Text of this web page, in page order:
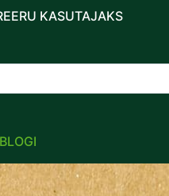
KASUTAJAKS
BLOGI